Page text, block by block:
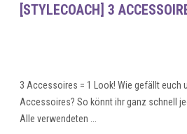
[STYLECOACH] 3
3 Accessoires = 1 Look! Wie gefällt euch
Accessoires? So könnt ihr ganz schnell
Alle verwendeten ...